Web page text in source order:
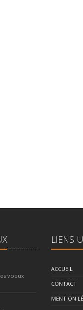
voeux
LIENS
ACCUEIL
CONTACT
MENTION